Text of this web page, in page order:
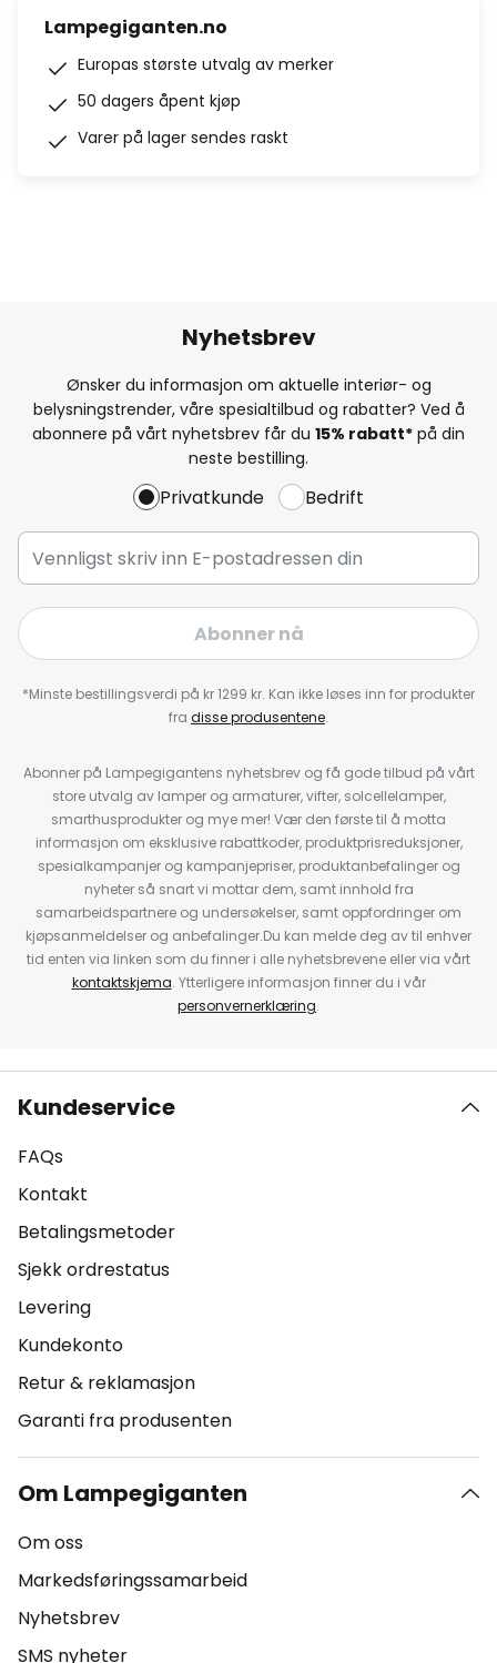
Lampegiganten.no
Europas største utvalg av merker
50 dagers åpent kjøp
Varer på lager sendes raskt
Nyhetsbrev
Ønsker du informasjon om aktuelle interiør- og
belysningstrender, våre spesialtilbud og rabatter? Ved å
abonnere på vårt nyhetsbrev får du 15% rabatt* på din
neste bestilling.
Privatkunde Bedrift
Abonner nå
*Minste bestillingsverdi på kr 1299 kr. Kan ikke løses inn for produkter
fra disse produsentene.
Abonner på Lampegigantens nyhetsbrev og få gode tilbud på vårt
store utvalg av lamper og armaturer, vifter, solcellelamper,
smarthusprodukter og mye mer! Vær den første til å motta
informasjon om eksklusive rabattkoder, produktprisreduksjoner,
spesialkampanjer og kampanjepriser, produktanbefalinger og
nyheter så snart vi mottar dem, samt innhold fra
samarbeidspartnere og undersøkelser, samt oppfordringer om
kjøpsanmeldelser og anbefalinger.Du kan melde deg av til enhver
tid enten via linken som du finner i alle nyhetsbrevene eller via vårt
kontaktskjema. Ytterligere informasjon finner du i vår
personvernerklæring.
Kundeservice
FAQs
Kontakt
Betalingsmetoder
Sjekk ordrestatus
Levering
Kundekonto
Retur & reklamasjon
Garanti fra produsenten
Om Lampegiganten
Om oss
Markedsføringssamarbeid
Nyhetsbrev
SMS nyheter